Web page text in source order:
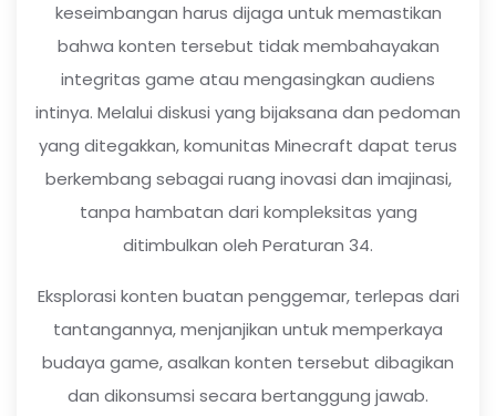
keseimbangan harus dijaga untuk memastikan
bahwa konten tersebut tidak membahayakan
integritas game atau mengasingkan audiens
intinya. Melalui diskusi yang bijaksana dan pedoman
yang ditegakkan, komunitas Minecraft dapat terus
berkembang sebagai ruang inovasi dan imajinasi,
tanpa hambatan dari kompleksitas yang
ditimbulkan oleh Peraturan 34.
Eksplorasi konten buatan penggemar, terlepas dari
tantangannya, menjanjikan untuk memperkaya
budaya game, asalkan konten tersebut dibagikan
dan dikonsumsi secara bertanggung jawab.